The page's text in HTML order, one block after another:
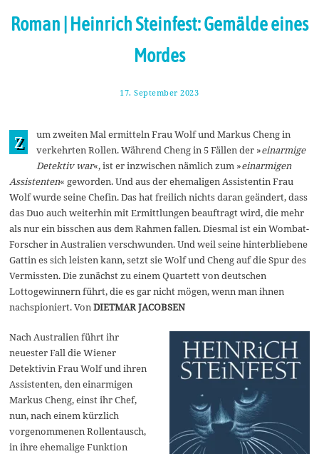
Roman | Heinrich Steinfest: Gemälde eines
Mordes
17. September 2023
e
t
e
m
b
e
r
0
2
Z
um zweiten Mal ermitteln Frau Wolf und Markus Cheng in
verkehrten Rollen. Während Cheng in 5 Fällen der »einarmige
Detektiv war«, ist er inzwischen nämlich zum »einarmigen
Assistenten« geworden. Und aus der ehemaligen Assistentin Frau
Wolf wurde seine Chefin. Das hat freilich nichts daran geändert, dass
das Duo auch weiterhin mit Ermittlungen beauftragt wird, die mehr
als nur ein bisschen aus dem Rahmen fallen. Diesmal ist ein Wombat-
Forscher in Australien verschwunden. Und weil seine hinterbliebene
Gattin es sich leisten kann, setzt sie Wolf und Cheng auf die Spur des
Vermissten. Die zunächst zu einem Quartett von deutschen
Lottogewinnern führt, die es gar nicht mögen, wenn man ihnen
nachspioniert. VonDIETMAR JACOBSEN
Nach Australien führt ihr
neuester Fall die Wiener
Detektivin Frau Wolf und ihren
Assistenten, den einarmigen
Markus Cheng, einst ihr Chef,
nun, nach einem kürzlich
vorgenommenen Rollentausch,
in ihre ehemalige Funktion